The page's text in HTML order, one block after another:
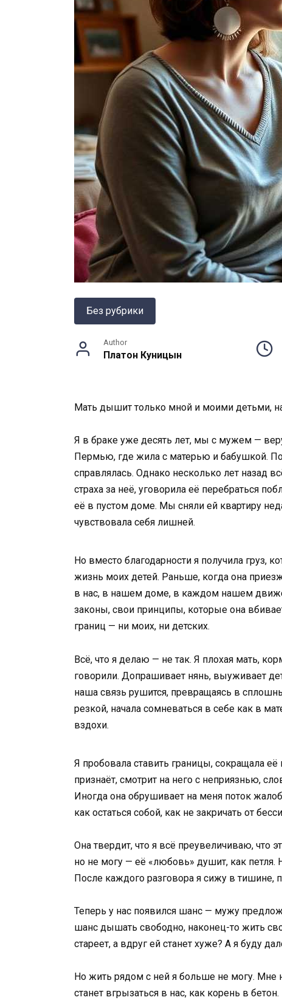
Без рубрики
Author
Платон Куницын
Мать дышит только мной и моими детьми,
Я в браке уже десять лет, мы с мужем —
Пермью, где жила с матерью и бабушкой.
справлялась. Однако несколько лет назад
страха за неё, уговорила её перебраться
её в пустом доме. Мы сняли ей квартиру
чувствовала себя лишней.
Но вместо благодарности я получила
жизнь моих детей. Раньше, когда она
в нас, в нашем доме, в каждом нашем
законы, свои принципы, которые она
границ — ни моих, ни детских.
Всё, что я делаю — не так. Я плохая мать,
говорили. Допрашивает нянь, выуживает
наша связь рушится, превращаясь в
резкой, начала сомневаться в себе как в
вздохи.
Я пробовала ставить границы, сокращала
признаёт, смотрит на него с неприязнью,
Иногда она обрушивает на меня поток
как остаться собой, как не закричать от
Она твердит, что я всё преувеличиваю, что
но не могу — её «любовь» душит, как петля.
После каждого разговора я сижу в тишине,
Теперь у нас появился шанс — мужу
шанс дышать свободно, наконец-то жить
стареет, а вдруг ей станет хуже? А я буду
Но жить рядом с ней я больше не могу. Мне
станет вгрызаться в нас, как корень в